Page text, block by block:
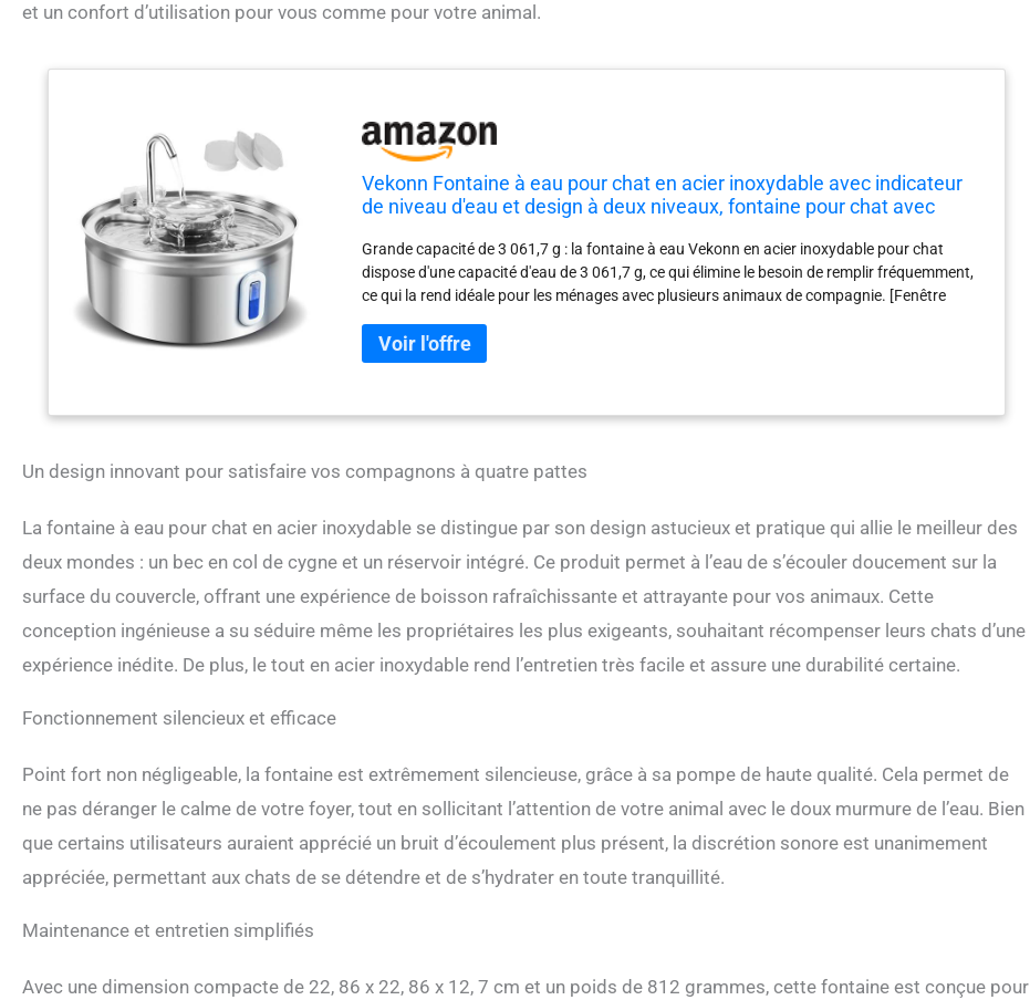
et un confort d’utilisation pour vous comme pour votre animal.
Vekonn Fontaine à eau pour chat en acier inoxydable avec indicateur
de niveau d'eau et design à deux niveaux, fontaine pour chat avec
Grande capacité de 3 061,7 g : la fontaine à eau Vekonn en acier inoxydable pour chat
dispose d'une capacité d'eau de 3 061,7 g, ce qui élimine le besoin de remplir fréquemment,
ce qui la rend idéale pour les ménages avec plusieurs animaux de compagnie. [Fenêtre
transparente de niveau d'eau, ce qui vous permet d'observer facilement le niveau d'eau et de
garantir que vos animaux de compagnie ne soient jamais à court d'eau. Design à 2 niveaux
aux animaux de compagnie de choisir entre le robinet, le bol de réception d'eau ou la plate-
résistante à la rouille et aux rayures, facile à nettoyer, passe au lave-vaisselle, permet un
(<30dB)] : avec son fonctionnement ultra-silencieux en dessous de 30 dB, la pompe est
parfaite pour les environnements calmes et une utilisation nocturne. Fabriqué en matériau
sans BPA et scellé avec de la résine pour un nettoyage facile et une résistance à la
corrosion, il assure la durabilité. La pompe fonctionne efficacement avec une faible
consommation d'énergie de 1,5 W, tout en maintenant une performance optimale. [Système
de filtration en 3 étapes] : l'édition Deluxe offre une excellente purification de l'eau et des
performances optimales avec son système de filtration en 3 étapes. Il comprend trois filtres
Un design innovant pour satisfaire vos compagnons à quatre pattes
La fontaine à eau pour chat en acier inoxydable se distingue par son design astucieux et pratique qui allie le meilleur des
deux mondes : un bec en col de cygne et un réservoir intégré. Ce produit permet à l’eau de s’écouler doucement sur la
surface du couvercle, offrant une expérience de boisson rafraîchissante et attrayante pour vos animaux. Cette
conception ingénieuse a su séduire même les propriétaires les plus exigeants, souhaitant récompenser leurs chats d’une
expérience inédite. De plus, le tout en acier inoxydable rend l’entretien très facile et assure une durabilité certaine.
Fonctionnement silencieux et efficace
Point fort non négligeable, la fontaine est extrêmement silencieuse, grâce à sa pompe de haute qualité. Cela permet de
ne pas déranger le calme de votre foyer, tout en sollicitant l’attention de votre animal avec le doux murmure de l’eau. Bien
que certains utilisateurs auraient apprécié un bruit d’écoulement plus présent, la discrétion sonore est unanimement
appréciée, permettant aux chats de se détendre et de s’hydrater en toute tranquillité.
Maintenance et entretien simplifiés
Avec une dimension compacte de 22, 86 x 22, 86 x 12, 7 cm et un poids de 812 grammes, cette fontaine est conçue pour